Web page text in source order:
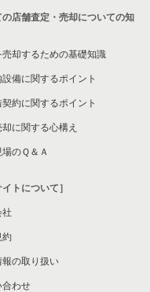
の店舗査定・売却についての知
売却するための基礎知識
設備に関するポイント
約に関するポイント
に関する心構え
のＱ＆Ａ
イトについて］
社
約
報の取り扱い
合わせ